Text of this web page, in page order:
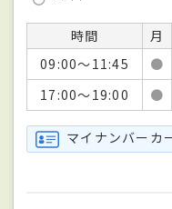
時間 月
09:00～11:45
●
17:00～19:00
●
マイナンバーカ